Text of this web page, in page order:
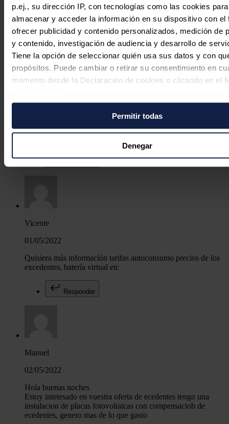
p.ej., su dirección IP, con tecnologías como las cookies para
almacenar y acceder la información en su dispositivo con el
ofrecer publicidad y contenido personalizados, medición de
y contenido, investigación de audiencia y desarrollo de
Tiene la opción de seleccionar quién usa sus datos y con
propósitos. Puede cambiar o retirar su consentimiento en
momento desde la Declaración de cookies o clicando en el
Si lo permite, también quisiéramos:
Recopilar información sobre su ubicación geográfica
puede tener una precisión de varios metros
Identificar su dispositivo analizándolo activamente
características específicas (huellas digitales)
Puede cambiar o retirar su consentimiento en cualquier
la Declaración de cookies.
Las cookies de este sitio web se usan para personalizar el
y los anuncios, ofrecer funciones de redes sociales y
tráfico. Además, compartimos información sobre el uso que
sitio web con nuestros partners de redes sociales,
análisis web, quienes pueden combinarla con otra
Permitir todas
Denegar
Responder
Jose
01/05/2022
Sin duda buena iniciativa pero ya lo hacen en algunas
comercializadoras más, no son los primeros. Aún así, buena
Vicente
01/05/2022
Quisiera más información tarifas autoconsumo precios de los
excedentes, batería virtual etc
Responder
Manuel
02/05/2022
Hola buenas noches
Estoy intetesado en vuestra oferta de ecedentes tengo una
instalacion de placas fotovoltaicas con compensaciob de
ecedentes, genero mas de lo que gasto